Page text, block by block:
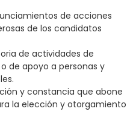
de acciones
de los candidatos
de actividades de
de apoyo a personas y
y constancia que abone
la elección y otorgamiento